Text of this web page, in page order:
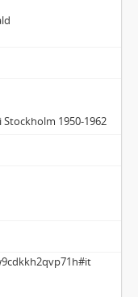
1950-1962